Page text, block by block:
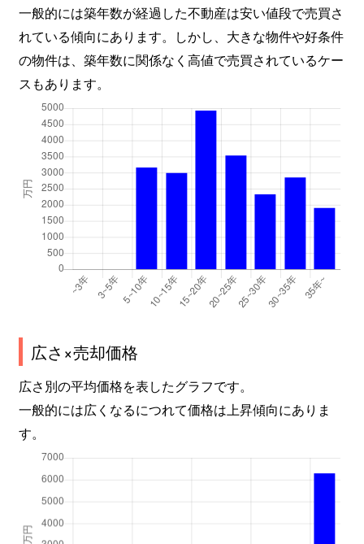
一般的には築年数が経過した不動産は安い値段で売買さ
れている傾向にあります。しかし、大きな物件や好条件
の物件は、築年数に関係なく高値で売買されているケー
スもあります。
広さ×売却価格
広さ別の平均価格を表したグラフです。
一般的には広くなるにつれて価格は上昇傾向にありま
す。